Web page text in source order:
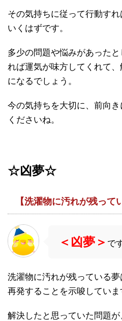
その気持ちに従って行動す
いくはずです。
多少の問題や悩みがあった
れば運気が味方してくれて
になるでしょう。
今の気持ちを大切に、前向
くださいね。
☆凶夢☆
【洗濯物に汚れが残って
＜凶夢＞ で
洗濯物に汚れが残っている
再発することを示唆していま
解決したと思っていた問題